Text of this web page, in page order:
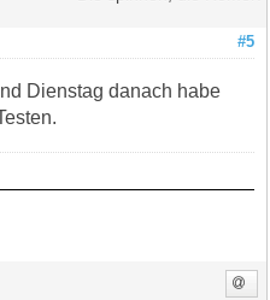
#5
Dienstag danach habe